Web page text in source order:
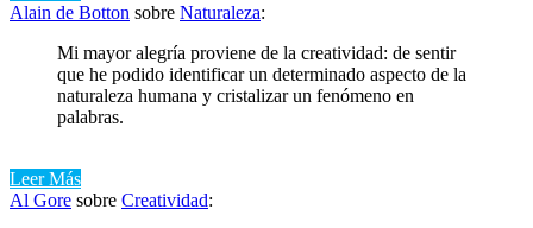
Alain de Botton sobre Naturaleza:
Mi mayor alegría proviene de la creatividad: de sentir
que he podido identificar un determinado aspecto de la
naturaleza humana y cristalizar un fenómeno en
palabras.
Leer Más
Al Gore sobre Creatividad: